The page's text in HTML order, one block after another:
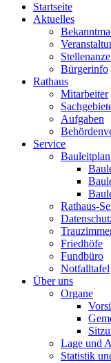
Startseite
Aktuelles
Bürgerinfo
Rathaus
Mitarbeiter
Aufgaben
Service
Rathaus-
Friedhöfe
Fundbüro
Notfalltafel
Über uns
Organe
Lage und
Statistik